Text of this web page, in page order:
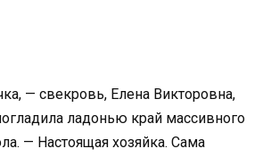
— свекровь, Елена Викторовна,
ладонью край массивного
— Настоящая хозяйка. Сама